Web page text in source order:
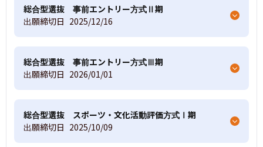
総合型選抜 事前エントリー方式Ⅱ期
出願締切日 2025/12/16
総合型選抜 事前エントリー方式Ⅲ期
出願締切日 2026/01/01
総合型選抜 スポーツ・文化活動評価方式Ⅰ期
出願締切日 2025/10/09